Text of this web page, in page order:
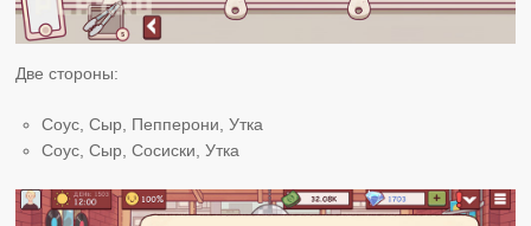
Две стороны:
Соус, Сыр, Пепперони, Утка
Соус, Сыр, Сосиски, Утка